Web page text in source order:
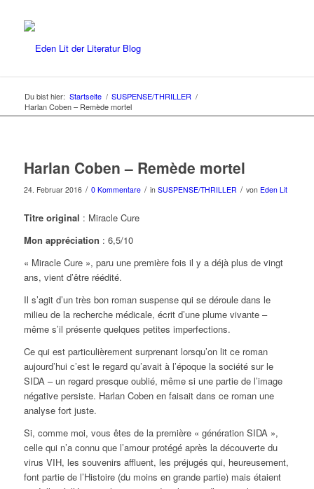
Du bist hier: Startseite / SUSPENSE/THRILLER /
Harlan Coben – Remède mortel
Harlan Coben – Remède mortel
24. Februar 2016 / 0 Kommentare / in SUSPENSE/THRILLER / von Eden Lit
Titre original : Miracle Cure
Mon appréciation : 6,5/10
« Miracle Cure », paru une première fois il y a déjà plus de vingt
ans, vient d’être réédité.
Il s’agit d’un très bon roman suspense qui se déroule dans le
milieu de la recherche médicale, écrit d’une plume vivante –
même s’il présente quelques petites imperfections.
Ce qui est particulièrement surprenant lorsqu’on lit ce roman
aujourd’hui c’est le regard qu’avait à l’époque la société sur le
SIDA – un regard presque oublié, même si une partie de l’image
négative persiste. Harlan Coben en faisait dans ce roman une
analyse fort juste.
Si, comme moi, vous êtes de la première « génération SIDA »,
celle qui n’a connu que l’amour protégé après la découverte du
virus VIH, les souvenirs affluent, les préjugés qui, heureusement,
font partie de l’Histoire (du moins en grande partie) mais étaient